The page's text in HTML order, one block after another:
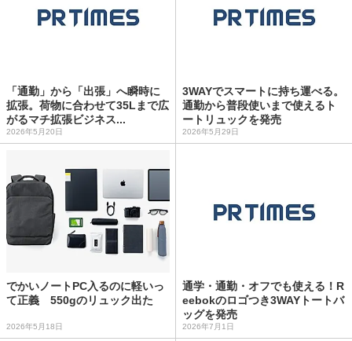
「通勤」から「出張」へ瞬時に
拡張。荷物に合わせて35Lまで広
がるマチ拡張ビジネス...
2026年5月20日
3WAYでスマートに持ち運べる。
通勤から普段使いまで使えるト
ートリュックを発売
2026年5月29日
でかいノートPC入るのに軽いっ
て正義 550gのリュック出た
2026年5月18日
通学・通勤・オフでも使える！R
eebokのロゴつき3WAYトートバ
ッグを発売
2026年7月1日